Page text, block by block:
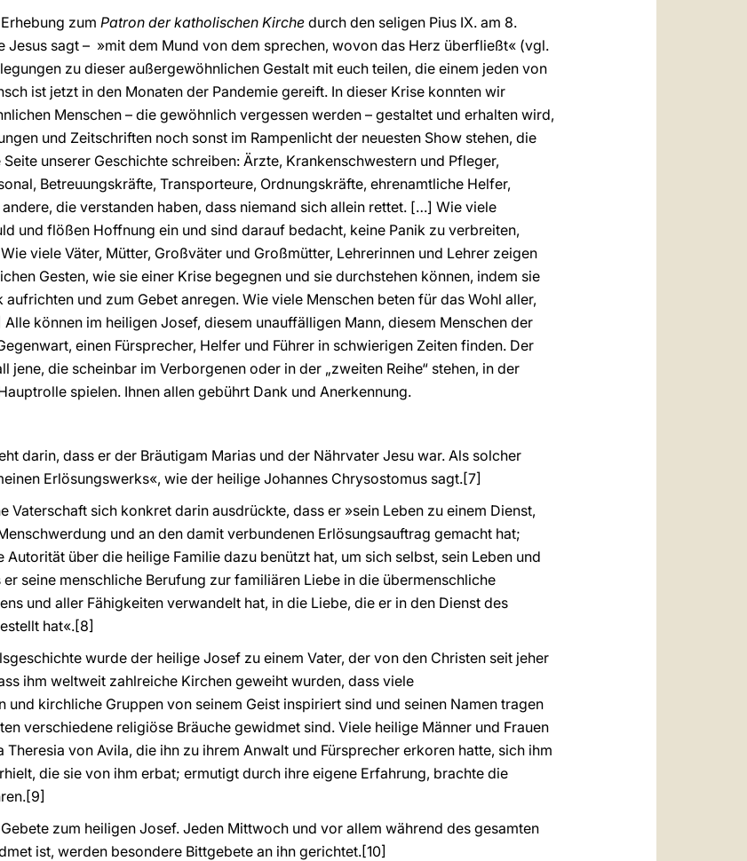
zum Patron der katholischen Kirche durch den seligen Pius IX. am 8.
Jesus sagt – »mit dem Mund von dem sprechen, wovon das Herz überfließt« (vgl.
zu dieser außergewöhnlichen Gestalt mit euch teilen, die einem jeden von
ist jetzt in den Monaten der Pandemie gereift. In dieser Krise konnten wir
Menschen – die gewöhnlich vergessen werden – gestaltet und erhalten wird,
und Zeitschriften noch sonst im Rampenlicht der neuesten Show stehen, die
unserer Geschichte schreiben: Ärzte, Krankenschwestern und Pfleger,
Betreuungskräfte, Transporteure, Ordnungskräfte, ehrenamtliche Helfer,
die verstanden haben, dass niemand sich allein rettet. […] Wie viele
und flößen Hoffnung ein und sind darauf bedacht, keine Panik zu verbreiten,
viele Väter, Mütter, Großväter und Großmütter, Lehrerinnen und Lehrer zeigen
Gesten, wie sie einer Krise begegnen und sie durchstehen können, indem sie
und zum Gebet anregen. Wie viele Menschen beten für das Wohl aller,
Alle können im heiligen Josef, diesem unauffälligen Mann, diesem Menschen der
einen Fürsprecher, Helfer und Führer in schwierigen Zeiten finden. Der
jene, die scheinbar im Verborgenen oder in der „zweiten Reihe“ stehen, in der
spielen. Ihnen allen gebührt Dank und Anerkennung.
darin, dass er der Bräutigam Marias und der Nährvater Jesu war. Als solcher
Erlösungswerks«, wie der heilige Johannes Chrysostomus sagt.[7]
Vaterschaft sich konkret darin ausdrückte, dass er »sein Leben zu einem Dienst,
und an den damit verbundenen Erlösungsauftrag gemacht hat;
über die heilige Familie dazu benützt hat, um sich selbst, sein Leben und
seine menschliche Berufung zur familiären Liebe in die übermenschliche
und aller Fähigkeiten verwandelt hat, in die Liebe, die er in den Dienst des
hat«.[8]
wurde der heilige Josef zu einem Vater, der von den Christen seit jeher
ihm weltweit zahlreiche Kirchen geweiht wurden, dass viele
und kirchliche Gruppen von seinem Geist inspiriert sind und seinen Namen tragen
verschiedene religiöse Bräuche gewidmet sind. Viele heilige Männer und Frauen
von Avila, die ihn zu ihrem Anwalt und Fürsprecher erkoren hatte, sich ihm
die sie von ihm erbat; ermutigt durch ihre eigene Erfahrung, brachte die
[9]
zum heiligen Josef. Jeden Mittwoch und vor allem während des gesamten
ist, werden besondere Bittgebete an ihn gerichtet.[10]